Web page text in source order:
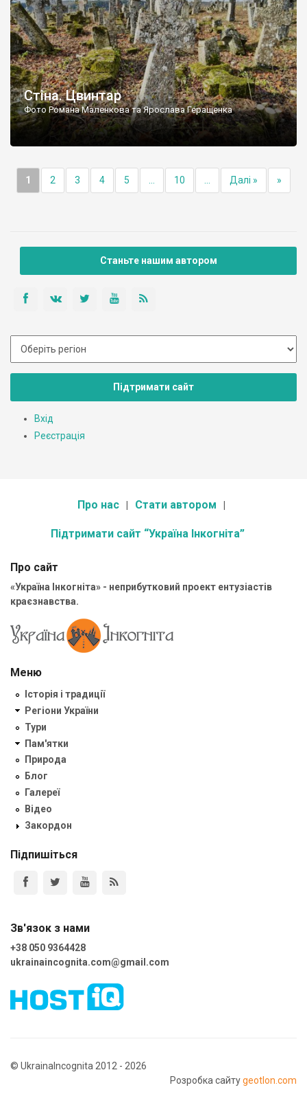
Стіна. Цвинтар
Фото Романа Маленкова та Ярослава Геращенка
1 2 3 4 5 10 Далі » »
Станьте нашим автором
Підтримати сайт
Вхід
Реєстрація
Про нас Стати автором
Підтримати сайт “Україна Інкогніта”
Про сайт
«Україна Інкогніта» - неприбутковий проект ентузіастів
краєзнавства.
Меню
Історія і традиції
Регіони України
Тури
Пам'ятки
Природа
Блог
Галереї
Відео
Закордон
Підпишіться
Зв'язок з нами
+38 050 9364428
ukrainaincognita.com@gmail.com
© UkrainaIncognita 2012 - 2026
Розробка сайтуgeotlon.com